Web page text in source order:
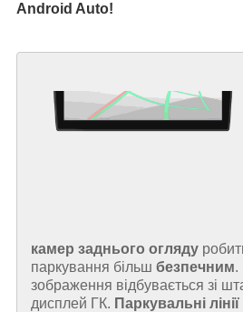
Android Auto!
камер заднього огляду
паркування більш безпечним.
зображення відбувається зі
дисплей ГК. Паркувальні лінії